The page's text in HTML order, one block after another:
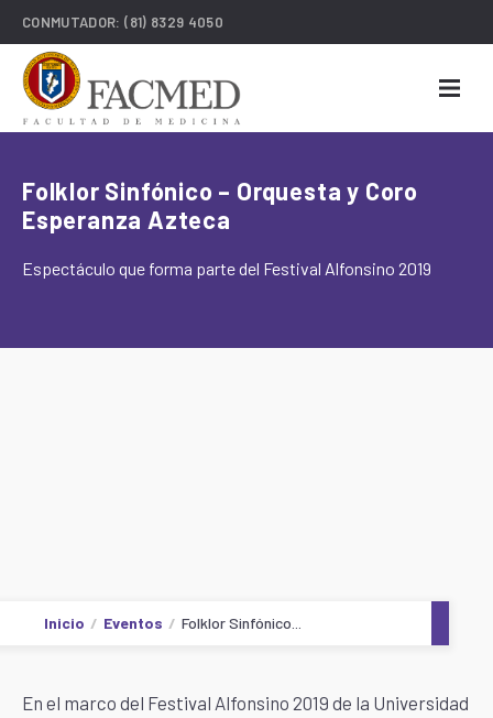
CONMUTADOR:(81) 8329 4050
Folklor Sinfónico – Orquesta y Coro
Esperanza Azteca
Espectáculo que forma parte del Festival Alfonsino 2019
Inicio Eventos Folklor Sinfónico...
En el marco del Festival Alfonsino 2019 de la Universidad